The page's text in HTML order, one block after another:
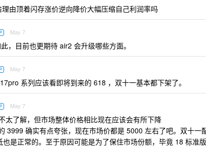
由顶着闪存涨价逆向降价大幅压缩自己利润率吗
May 7
，目前也更期待 air2 会升级哪些方面。
May 7
17pro 系列应该看即将到来的 618 ，双十一基本都下架了。
May 7
太了解，但市场整体价格相比现在应该会有所下降
3999 确实有点夸张，现在市场价都是 5000 左右了吧。双十一
是正常的。至于原因可能是为了保住市场份额，毕竟 18 标准版